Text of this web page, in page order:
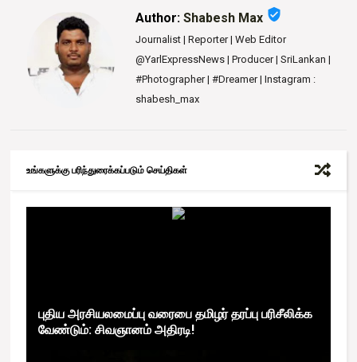
Author:Shabesh Max verified_user
Journalist | Reporter | Web Editor
@YarlExpressNews | Producer | SriLankan |
#Photographer | #Dreamer | Instagram :
shabesh_max
உங்களுக்கு பரிந்துரைக்கப்படும் செய்திகள்
புதிய அரசியலமைப்பு வரைபை தமிழர் தரப்பு பரிசீலிக்க
வேண்டும்: சிவஞானம் அதிரடி!